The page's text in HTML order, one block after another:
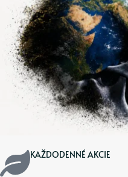
KAŽDODENNÉ AKCIE